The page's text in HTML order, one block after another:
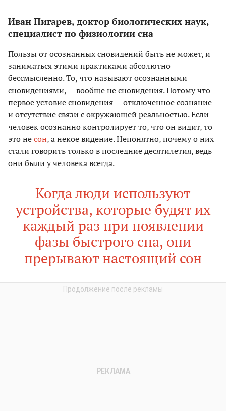
Иван Пигарев, доктор биологических наук,
специалист по физиологии сна
Пользы от осознанных сновидений быть не может, и
заниматься этими практиками абсолютно
бессмысленно. То, что называют осознанными
сновидениями, — вообще не сновидения. Потому что
первое условие сновидения — отключенное сознание
и отсутствие связи с окружающей реальностью. Если
человек осознанно контролирует то, что он видит, то
это несон, а некое видение. Непонятно, почему о них
стали говорить только в последние десятилетия, ведь
они были у человека всегда.
Когда люди используют
устройства, которые будят их
каждый раз при появлении
фазы быстрого сна, они
прерывают настоящий сон